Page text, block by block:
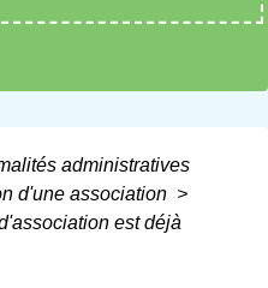
administratives
d'une association >
est déjà